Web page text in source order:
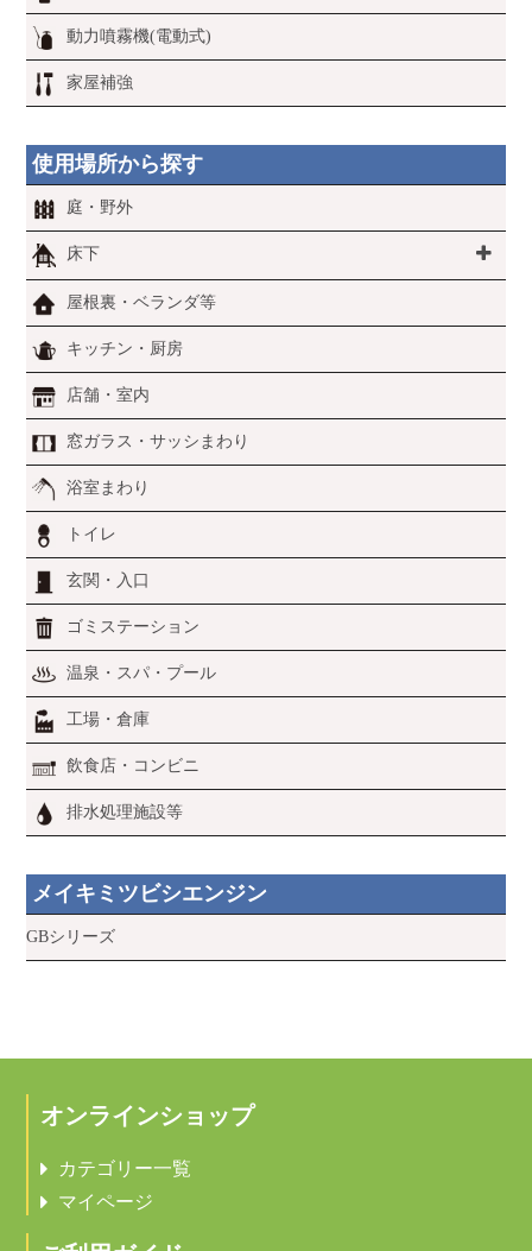
動力噴霧機(電動式)
家屋補強
使用場所から探す
庭・野外
床下
屋根裏・ベランダ等
キッチン・厨房
店舗・室内
窓ガラス・サッシまわり
浴室まわり
トイレ
玄関・入口
ゴミステーション
温泉・スパ・プール
工場・倉庫
飲食店・コンビニ
排水処理施設等
メイキミツビシエンジン
GBシリーズ
オンラインショップ
カテゴリー一覧
マイページ